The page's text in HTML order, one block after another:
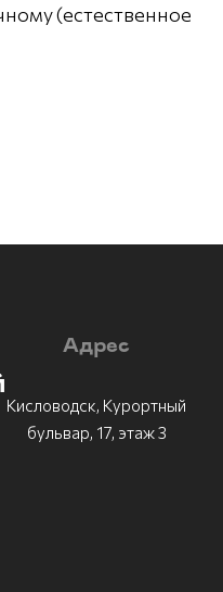
(естественное
Адрес
Кисловодск, Курортный
бульвар, 17, этаж 3